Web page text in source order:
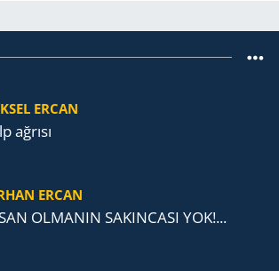
ERCAN
ağrısı
ERCAN
OLMANIN SAKINCASI YOK!...